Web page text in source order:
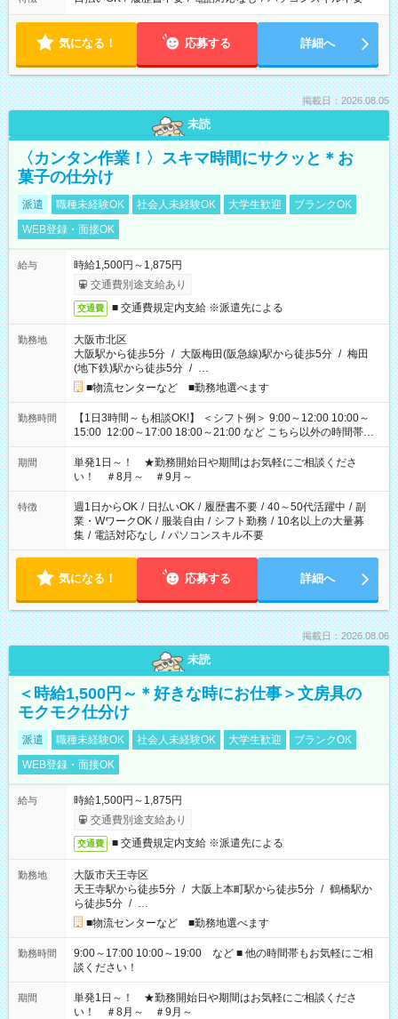
気になる！ 応募する 詳細へ
掲載日：2026.08.05
未読
〈カンタン作業！〉スキマ時間にサクッと＊お
菓子の仕分け
派遣 職種未経験OK 社会人未経験OK 大学生歓迎
ブランクOK
WEB登録・面接OK
給与
時給1,500円～1,875円
交通費別途支給あり
交通費 ■ 交通費規定内支給 ※派遣先による
勤務地
大阪市北区
大阪駅から徒歩5分 / 大阪梅田(阪急線)駅から徒歩5分 / 梅田
(地下鉄)駅から徒歩5分 / …
■物流センターなど ■勤務地選べます
勤務時間
【1日3時間～も相談OK!】 ＜シフト例＞ 9:00～12:00 10:00～
15:00 12:00～17:00 18:00～21:00 など こちら以外の時間帯も
お気軽にご相談ください！
期間
単発1日～！ ★勤務開始日や期間はお気軽にご相談くださ
い！ ＃8月～ ＃9月～
特徴 週1日からOK / 日払いOK / 履歴書不要 / 40～50代活躍中 / 副
業・WワークOK / 服装自由 / シフト勤務 / 10名以上の大量募
集 / 電話対応なし / パソコンスキル不要
気になる！ 応募する 詳細へ
掲載日：2026.08.06
未読
＜時給1,500円～＊好きな時にお仕事＞文房具の
モクモク仕分け
派遣 職種未経験OK 社会人未経験OK 大学生歓迎
ブランクOK
WEB登録・面接OK
給与
時給1,500円～1,875円
交通費別途支給あり
交通費 ■ 交通費規定内支給 ※派遣先による
勤務地
大阪市天王寺区
天王寺駅から徒歩5分 / 大阪上本町駅から徒歩5分 / 鶴橋駅か
ら徒歩5分 / …
■物流センターなど ■勤務地選べます
勤務時間
9:00～17:00 10:00～19:00 など ■ 他の時間帯もお気軽にご相
談ください！
期間
単発1日～！ ★勤務開始日や期間はお気軽にご相談くださ
い！ ＃8月～ ＃9月～